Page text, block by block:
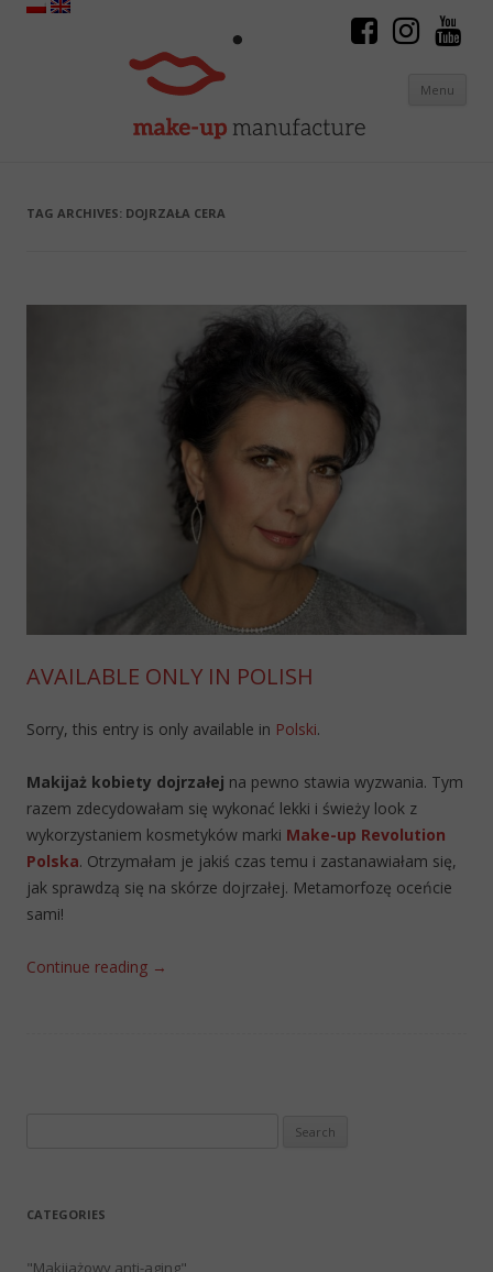
Menu
TAG ARCHIVES: DOJRZAŁA CERA
AVAILABLE ONLY IN POLISH
Sorry, this entry is only available in Polski.
Makijaż kobiety dojrzałej na pewno stawia wyzwania. Tym
razem zdecydowałam się wykonać lekki i świeży look z
wykorzystaniem kosmetyków marki Make-up Revolution
Polska. Otrzymałam je jakiś czas temu i zastanawiałam się,
jak sprawdzą się na skórze dojrzałej. Metamorfozę oceńcie
sami!
Continue reading →
CATEGORIES
"Makijażowy anti-aging"